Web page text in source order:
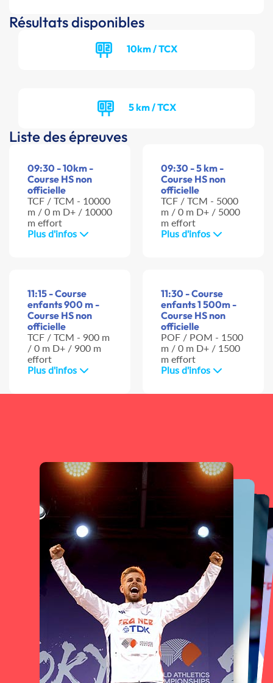
Résultats disponibles
10km / TCX
5 km / TCX
Liste des épreuves
09:30 - 10km -
Course HS non
officielle
TCF / TCM - 10000
m / 0 m D+ / 10000
m effort
Plus d'infos
09:30 - 5 km -
Course HS non
officielle
TCF / TCM - 5000
m / 0 m D+ / 5000
m effort
Plus d'infos
11:15 - Course
enfants 900 m -
Course HS non
officielle
TCF / TCM - 900 m
/ 0 m D+ / 900 m
effort
Plus d'infos
11:30 - Course
enfants 1 500m -
Course HS non
officielle
POF / POM - 1500
m / 0 m D+ / 1500
m effort
Plus d'infos